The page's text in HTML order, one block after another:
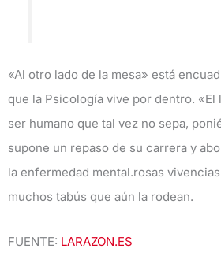
«Al otro lado de la mesa» está
que la Psicología vive por dentro.
ser humano que tal vez no sepa,
supone un repaso de su carrera y
la enfermedad mental.rosas
muchos tabús que aún la rodean.
FUENTE: LARAZON.ES